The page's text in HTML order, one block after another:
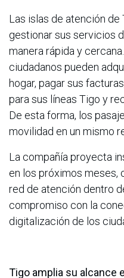
Las islas de atención
gestionar sus servicios
manera rápida y
ciudadanos pueden
hogar, pagar sus
para sus líneas Tigo y
De esta forma, los
movilidad en un mismo
La compañía proyecta
en los próximos meses,
red de atención dentro
compromiso con la
digitalización de los
Tigo amplia su alcance